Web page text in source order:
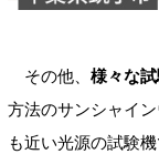
その他、 様々な
方法のサンシャイ
も近い光源の試験